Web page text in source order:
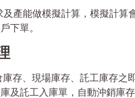
產能做模擬計算，模擬計
下單。
存、現場庫存、託工庫存之
及託工入庫單，自動沖銷庫